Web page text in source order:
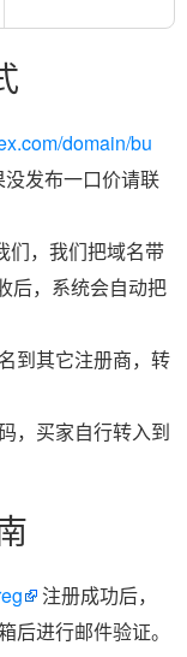
domain/bu
没发布一口价请联
们，我们把域名带
后，系统会自动把
到其它注册商，转
，买家自行转入到
注册成功后，
后进行邮件验证。